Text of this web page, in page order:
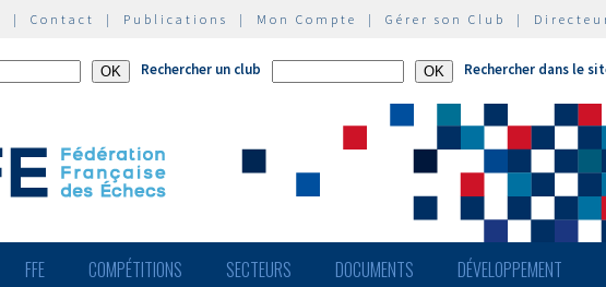
| Contact | Publications | Mon Compte | Gérer son Club |
Rechercher un club Rechercher dans le
FFE COMPÉTITIONS SECTEURS DOCUMENTS DÉVELOPPEMENT